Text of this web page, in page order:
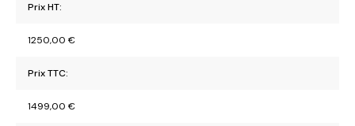
Prix HT:
1250,00 €
Prix TTC:
1499,00 €